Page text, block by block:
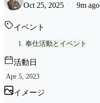
Oct 25, 2025
9m ago
イベント
奉仕活動とイベント
活動日
Apr 5, 2023
イメージ